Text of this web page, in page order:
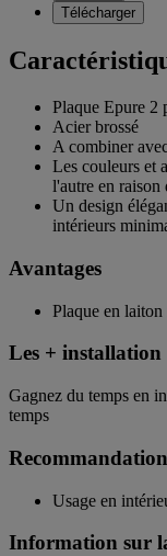
Télécharger
Plaque Epure 2
Acier brossé
A combiner
Les couleurs et
l'autre en raison
Un design
intérieurs
Avantages
Plaque en
Les + installation
Gagnez du temps en
temps
Usage en
Information sur